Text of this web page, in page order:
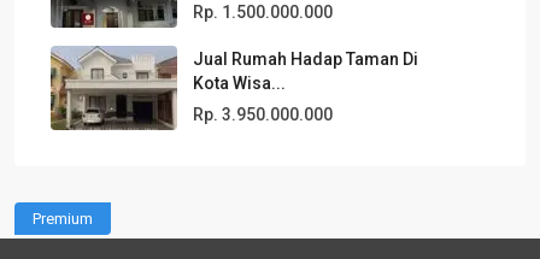
Rp. 1.500.000.000
Jual Rumah Hadap Taman Di
Kota Wisa...
Rp. 3.950.000.000
Premium